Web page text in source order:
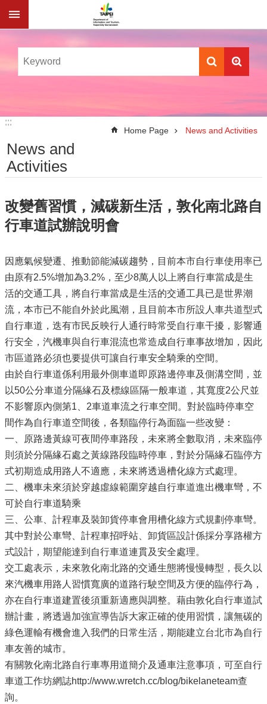
Jump to the content zone at the center
:::
:::
Home Page News and Activities
News and
Activities
改變舊習慣，減碳新生活，敦化南北路自
行車道試辦說明會
因應氣候變遷、推動節能減碳趨勢，目前本市自行車使用率已
由原有2.5%增加為3.2%，至少8萬人以上將自行車當成是生
活的交通工具，將自行車當成是生活的交通工具已是世界潮
流，本市已不能自外於此風潮，且目前本市所設人車共道型式
自行車道，迭有市民反映行人通行時常受自行車干擾，影響通
行安全，汽機車與自行車混流也常造成自行車事故增加，因此
市區道路必須也要提供可讓自行車安全騎乘的空間。
由於自行車道係利用最外側車道即原路邊停車及側溝空間，並
以50公分車道分隔緣石及標線區隔一般車道，其寬度2公尺並
不影響原內側第1、2車道車流之行車空間。對於臨時停車空
間作為自行車道空間後，各類臨停行為面臨一些改變：
一、原路邊黃線可夜間停車路段，未來將全數取消，未來臨停
則須於分隔緣石處之黃線路段臨時停車，對於分隔緣石臨停方
式初期造成用路人不適應，未來將透過槽化線方式處理。
二、機車未來須於穿越虛線範圍穿越自行車道進出機車彎，不
可於自行車道騎乘
三、公車、計程車及裝卸貨停車會用槽化線方式規劃停車彎。
其中對於公車彎、計程車招呼站、卸貨區設計係採分享路權方
式設計，期望能達到自行車道連貫及安全處理。
交工處表示，未來敦化南北路的交通生態將慢慢轉型，長久以
來汽機車用路人習慣寬廣的道路行駛空間及方便的臨停行為，
亦在自行車道建置後須重新適應與調整。藉由敦化自行車道試
辦計畫，將透過加強宣導告訴大家正確的使用習慣，讓無碳的
綠色運輸有機會進入我們的日常生活，期能建立台北市為自行
車友善的城市。
有關敦化南北路自行車專用道簡介及通車注意事項，可至自行
車道工作坊網誌http://www.wretch.cc/blog/bikelaneteam查
詢。